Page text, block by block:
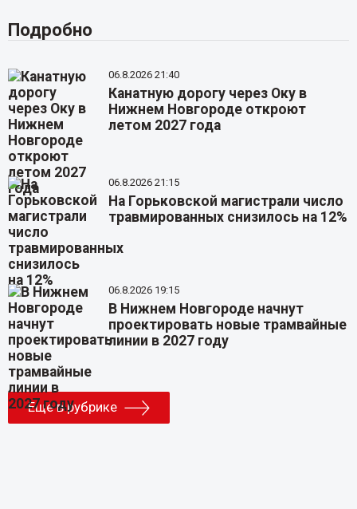
Подробно
06.8.2026 21:40
Канатную дорогу через Оку в
Нижнем Новгороде откроют
летом 2027 года
06.8.2026 21:15
На Горьковской магистрали число
травмированных снизилось на 12%
06.8.2026 19:15
В Нижнем Новгороде начнут
проектировать новые трамвайные
линии в 2027 году
Еще в рубрике